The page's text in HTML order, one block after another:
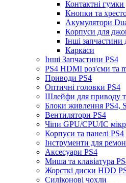
Контактні
Кнопки та
Акумулятори
Корпуси для
Інші запчастини
Каркаси
Інші Запчастини PS4
PS4 HDMI роз'єми та
Приводи PS4
Оптичні головки PS4
Шлейфи для приводу
Блоки живлення PS4,
Вентилятори PS4
Чіпи GPU/CPU/IC
Корпуси та панелі PS4
Інструменти для
Аксесуари PS4
Миша та клавіатура
Жорсткі диски HDD
Силіконові чохли